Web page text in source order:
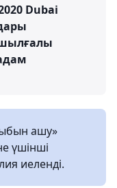
Dubai
ашу»
үшінші
иеленді.